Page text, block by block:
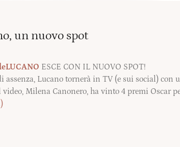
un nuovo spot
LUCANO ESCE CON IL NUOVO SPOT!
assenza, Lucano tornerà in TV (e sui social)
video, Milena Canonero, ha vinto 4 premi Oscar